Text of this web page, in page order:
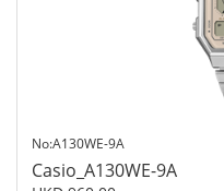
No:A130WE-9A
Casio_A130WE-9A